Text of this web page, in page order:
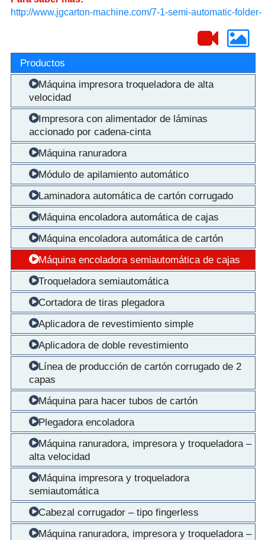
http://www.jgcarton-machine.com/7-1-semi-automatic-folder-
Productos
Máquina impresora troqueladora de alta
velocidad
Impresora con alimentador de láminas
accionado por cadena-cinta
Máquina ranuradora
Módulo de apilamiento automático
Laminadora automática de cartón corrugado
Máquina encoladora automática de cajas
Máquina encoladora automática de cartón
Máquina encoladora semiautomática de cajas
Troqueladora semiautomática
Cortadora de tiras plegadora
Aplicadora de revestimiento simple
Aplicadora de doble revestimiento
Línea de producción de cartón corrugado de 2
capas
Máquina para hacer tubos de cartón
Plegadora encoladora
Máquina ranuradora, impresora y troqueladora –
alta velocidad
Máquina impresora y troqueladora
semiautomática
Cabezal corrugador – tipo fingerless
Máquina ranuradora, impresora y troqueladora –